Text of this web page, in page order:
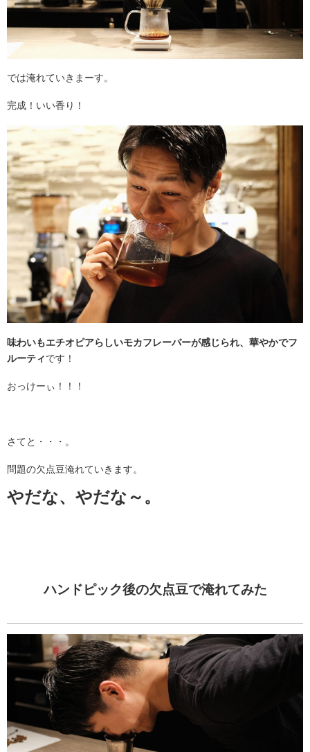
では淹れていきまーす。
完成！いい香り！
味わいもエチオピアらしいモカフレーバーが感じられ、華やかでフ
ルーティです！
おっけーぃ！！！
さてと・・・。
問題の欠点豆淹れていきます。
やだな、やだな～。
ハンドピック後の欠点豆で淹れてみた